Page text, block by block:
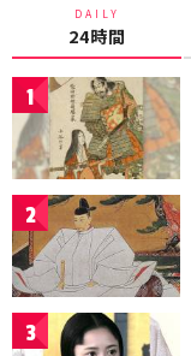
DAILY
24時間
1
2
3